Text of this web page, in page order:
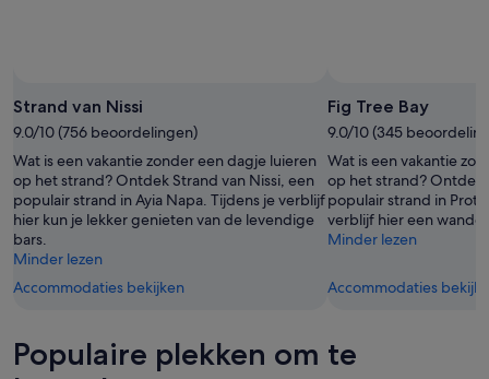
foto
van
Roaring
Romania
Strand van Nissi
9.0/10 (756 beoordelingen)
Wat is een vakantie zonder een dagje luieren
op het strand? Ontdek Strand van Nissi, een
populair strand in Ayia Napa. Tijdens je verblijf
hier kun je lekker genieten van de levendige
bars.
Minder lezen
Accommodaties bekijken
Fig Tree Bay
9.0/10 (345
Wat is een vakantie
op het strand? Ontdek
populair strand in
verblijf hier een
Minder lezen
Accommodaties
Populaire plekken om te